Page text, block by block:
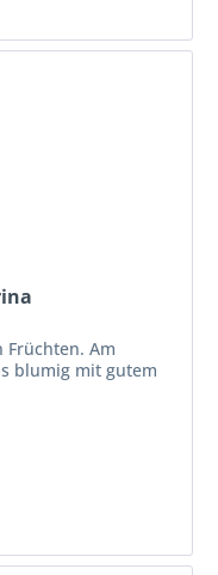
Früchten. Am
blumig mit gutem